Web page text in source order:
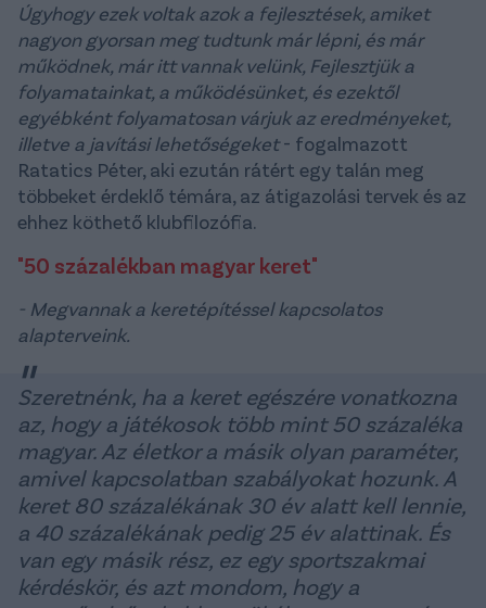
Úgyhogy ezek voltak azok a fejlesztések, amiket
nagyon gyorsan meg tudtunk már lépni, és már
működnek, már itt vannak velünk, Fejlesztjük a
folyamatainkat, a működésünket, és ezektől
egyébként folyamatosan várjuk az eredményeket,
illetve a javítási lehetőségeket- fogalmazott
Ratatics Péter, aki ezután rátért egy talán meg
többeket érdeklő témára, az átigazolási tervek és az
ehhez köthető klubfilozófia.
"50 százalékban magyar keret"
- Megvannak a keretépítéssel kapcsolatos
alapterveink.
Szeretnénk, ha a keret egészére vonatkozna
az, hogy a játékosok több mint 50 százaléka
magyar. Az életkor a másik olyan paraméter,
amivel kapcsolatban szabályokat hozunk. A
keret 80 százalékának 30 év alatt kell lennie,
a 40 százalékának pedig 25 év alattinak. És
van egy másik rész, ez egy sportszakmai
kérdéskör, és azt mondom, hogy a